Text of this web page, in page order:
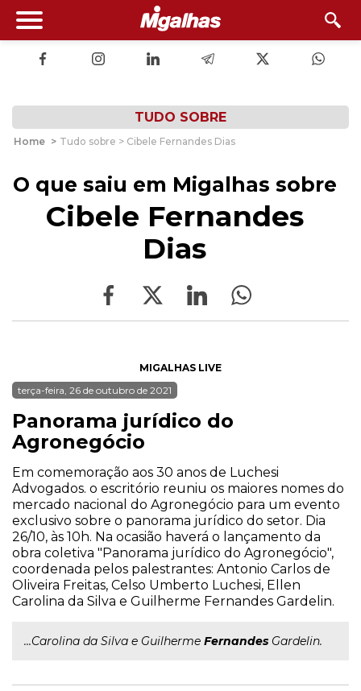
TUDO SOBRE
Home > Tudo sobre > Cibele Fernandes Dias
O que saiu em Migalhas sobre
Cibele Fernandes
Dias
MIGALHAS LIVE
terça-feira, 26 de outubro de 2021
Panorama jurídico do
Agronegócio
Em comemoração aos 30 anos de Luchesi
Advogados. o escritório reuniu os maiores nomes do
mercado nacional do Agronegócio para um evento
exclusivo sobre o panorama jurídico do setor. Dia
26/10, às 10h. Na ocasião haverá o lançamento da
obra coletiva "Panorama jurídico do Agronegócio",
coordenada pelos palestrantes: Antonio Carlos de
Oliveira Freitas, Celso Umberto Luchesi, Ellen
Carolina da Silva e Guilherme Fernandes Gardelin.
...Carolina da Silva e Guilherme Fernandes Gardelin.